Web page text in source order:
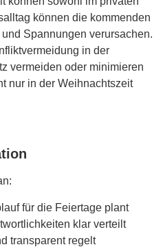
können die kommenden
Spannungen verursachen.
in der
vermeiden oder minimieren
nur in der Weihnachtszeit
für die Feiertage plant
klar verteilt
transparent regelt